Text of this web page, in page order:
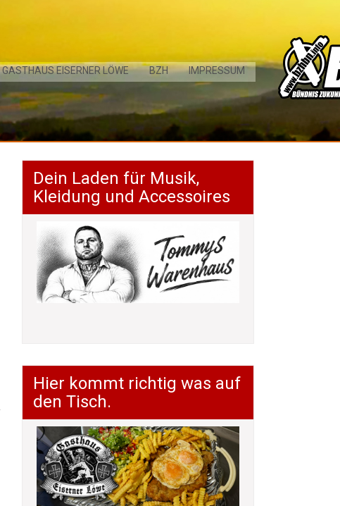
GASTHAUS EISERNER LÖWE BZH IMPRESSUM
Dein Laden für Musik,
Kleidung und Accessoires
Hier kommt richtig was auf
den Tisch.